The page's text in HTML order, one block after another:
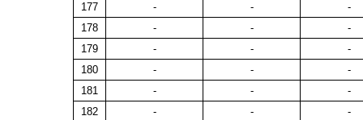
177
- -
-
178
- -
-
179
- -
-
180
- -
-
181
- -
-
182
- -
-